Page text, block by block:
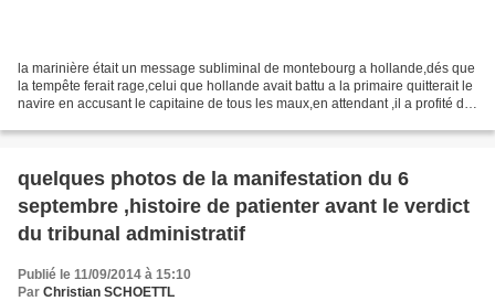
la marinière était un message subliminal de montebourg a hollande,dés que
la tempête ferait rage,celui que hollande avait battu a la primaire quitterait le
navire en accusant le capitaine de tous les maux,en attendant ,il a profité de
quelques photos de la manifestation du 6
septembre ,histoire de patienter avant le verdict
du tribunal administratif
Publié le 11/09/2014 à 15:10
Par Christian SCHOETTL